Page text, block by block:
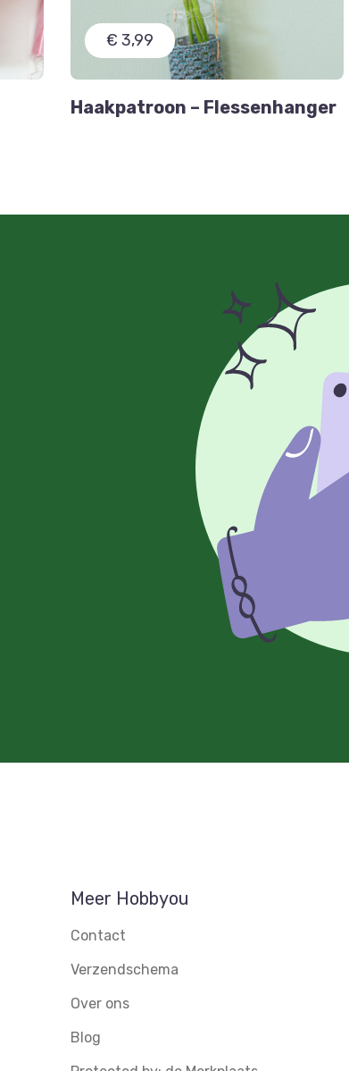
€ 3,99
Haakpatroon – Flessenhanger
Meer Hobbyou
Contact
Verzendschema
Over ons
Blog